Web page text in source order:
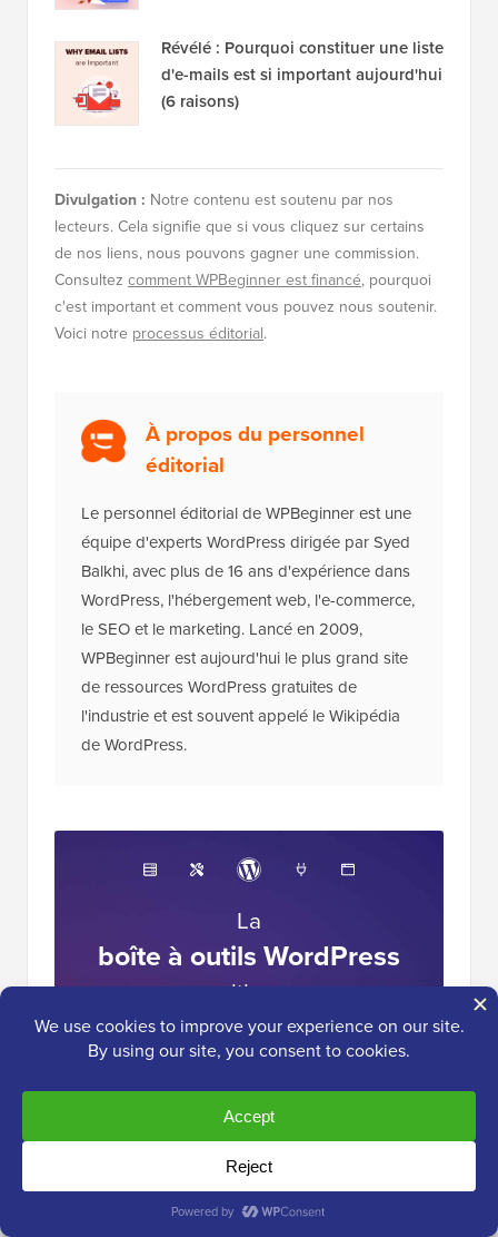
Révélé : Pourquoi constituer une liste
d'e-mails est si important aujourd'hui
(6 raisons)
Divulgation : Notre contenu est soutenu par nos
lecteurs. Cela signifie que si vous cliquez sur certains
de nos liens, nous pouvons gagner une commission.
Consultez comment WPBeginner est financé, pourquoi
c'est important et comment vous pouvez nous soutenir.
Voici notre processus éditorial.
À propos du personnel
éditorial
Le personnel éditorial de WPBeginner est une
équipe d'experts WordPress dirigée par Syed
Balkhi, avec plus de 16 ans d'expérience dans
WordPress, l'hébergement web, l'e-commerce,
le SEO et le marketing. Lancé en 2009,
WPBeginner est aujourd'hui le plus grand site
de ressources WordPress gratuites de
l'industrie et est souvent appelé le Wikipédia
de WordPress.
La
boîte à outils WordPress
ultime
Accédez GRATUITEMENT à notre boîte à
outils- une collection de produits et de
professionnel devrait posséder !
Télécharger maintenant